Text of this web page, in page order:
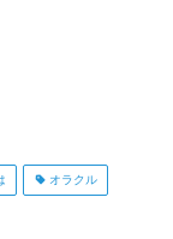
オラクル